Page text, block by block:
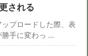
される
プロードした際、表
手に変わっ ...